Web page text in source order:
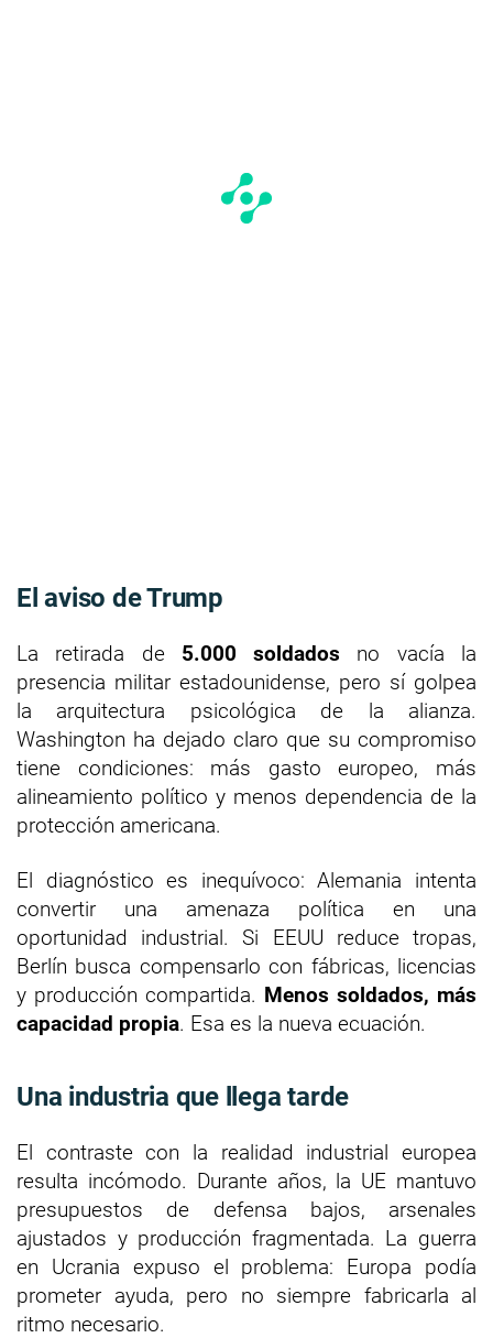
El aviso de Trump
La retirada de 5.000 soldados no vacía la
presencia militar estadounidense, pero sí golpea
la arquitectura psicológica de la alianza.
Washington ha dejado claro que su compromiso
tiene condiciones: más gasto europeo, más
alineamiento político y menos dependencia de la
protección americana.
El diagnóstico es inequívoco: Alemania intenta
convertir una amenaza política en una
oportunidad industrial. Si EEUU reduce tropas,
Berlín busca compensarlo con fábricas, licencias
y producción compartida. Menos soldados, más
capacidad propia. Esa es la nueva ecuación.
Una industria que llega tarde
El contraste con la realidad industrial europea
resulta incómodo. Durante años, la UE mantuvo
presupuestos de defensa bajos, arsenales
ajustados y producción fragmentada. La guerra
en Ucrania expuso el problema: Europa podía
prometer ayuda, pero no siempre fabricarla al
ritmo necesario.